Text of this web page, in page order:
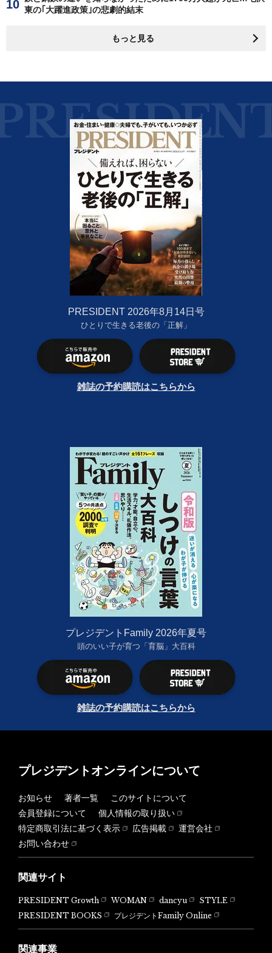
東の｢大躍進政策｣の悲劇的結末
もっと見る
PRESIDENT 2026年8月14日号
ひとりで生きる老後の「正解」
雑誌の予約購読はこちらから
プレジデントFamily 2026年夏号
頭のいい子が育つ「育脳」大百科
雑誌の予約購読はこちらから
プレジデントオンラインについて
お知らせ 著者一覧
このサイトについて
会員登録について
個人情報の取り扱い
特定商取引法に基づく表示
広告掲載
運営会社
お問い合わせ
関連サイト
PRESIDENT Growth WOMAN dancyu
STYLE
PRESIDENT BOOKS
プレジデントFamily Online
関連事業